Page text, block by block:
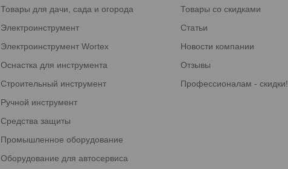
Товары для дачи, сада и огорода
Электроинструмент
Электроинструмент Wortex
Оснастка для инструмента
Строительный инструмент
Ручной инструмент
Средства защиты
Промышленное оборудование
Оборудование для автосервиса
Товары со скидками
Статьи
Новости компании
Отзывы
Профессионалам - скидки!